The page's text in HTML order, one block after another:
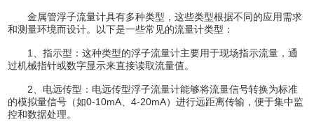
金属管浮子流量计具有多种类型，这些类型根据不同的应用需求
和测量环境而设计。以下是一些常见的流量计类型：
1、指示型：这种类型的浮子流量计主要用于现场指示流量，通
过机械指针或数字显示来直接读取流量值。
2、电远传型：电远传型浮子流量计能够将流量信号转换为标准
的模拟量信号（如0-10mA、4-20mA）进行远距离传输，便于集中监
控和数据处理。